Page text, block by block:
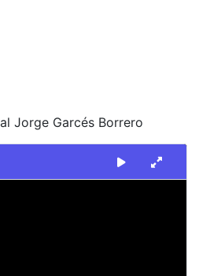
Jorge Garcés Borrero